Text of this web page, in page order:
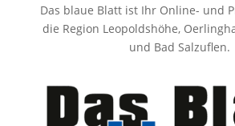
Das blaue Blatt ist Ihr Online- und
die Region Leopoldshöhe,
und Bad Salzuflen.